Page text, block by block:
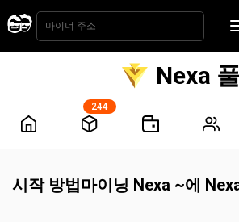
Nexa 풀
244
시작 방법마이닝 Nexa ~에